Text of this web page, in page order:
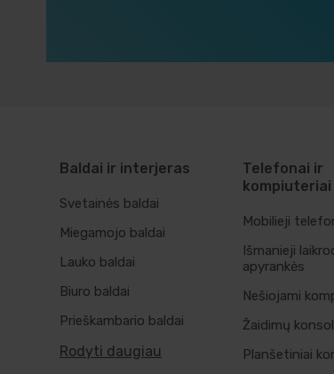
Baldai ir interjeras
Svetainės baldai
Miegamojo baldai
Lauko baldai
Biuro baldai
Prieškambario baldai
Rodyti daugiau
Telefonai ir
kompiuteriai
Mobilieji
Išmanieji
apyrankės
Nešiojami
Žaidimų
Planšetiniai